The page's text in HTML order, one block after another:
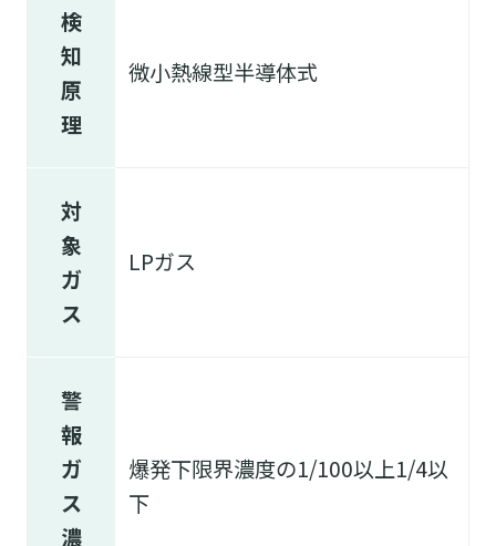
検
知
原
理
微小熱線型半導体式
対
象
ガ
ス
LPガス
警
報
ガ
ス
濃
爆発下限界濃度の1/100以上1/4以
下